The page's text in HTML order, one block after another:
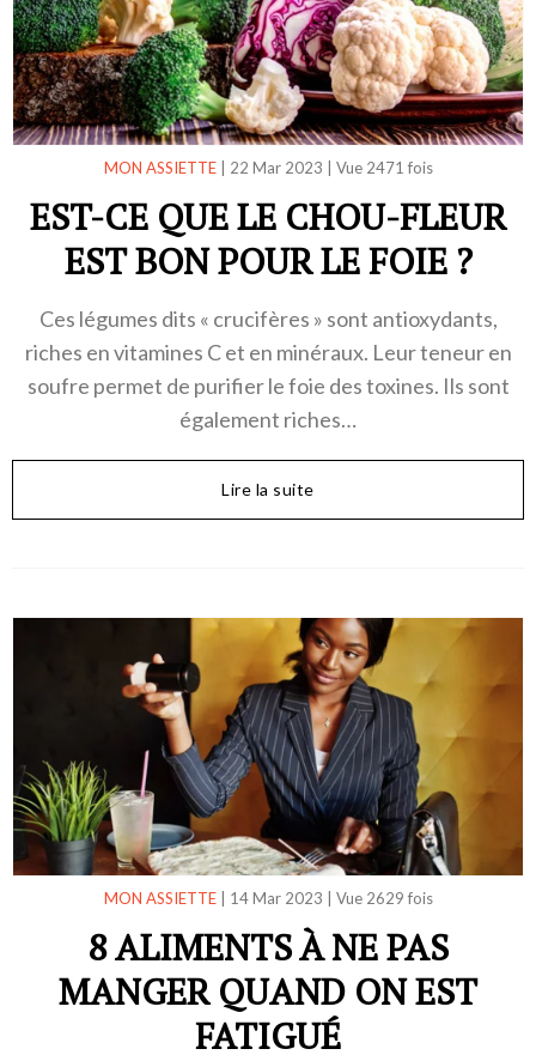
MON ASSIETTE| 22 Mar 2023 Vue 2471 fois
EST-CE QUE LE CHOU-FLEUR
EST BON POUR LE FOIE ?
Ces légumes dits « crucifères » sont antioxydants,
riches en vitamines C et en minéraux. Leur teneur en
soufre permet de purifier le foie des toxines. Ils sont
également riches…
Lire la suite
MON ASSIETTE| 14 Mar 2023 Vue 2629 fois
8 ALIMENTS À NE PAS
MANGER QUAND ON EST
FATIGUÉ